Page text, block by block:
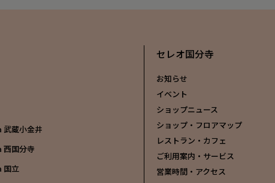
蔵小金井
国分寺
国立
セレオ国分寺
お知らせ
イベント
ショップニュース
ショップ・フロアマップ
レストラン・カフェ
ご利用案内・サービス
営業時間・アクセス